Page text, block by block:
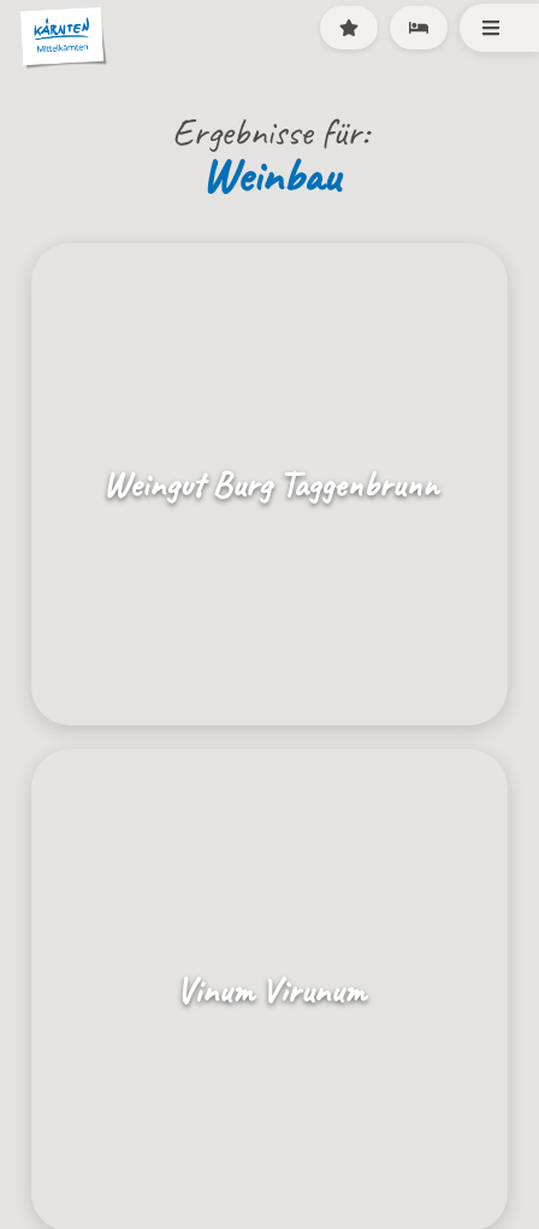
Ergebnisse für:
Weinbau
Weingut Burg Taggenbrunn
Vinum Virunum